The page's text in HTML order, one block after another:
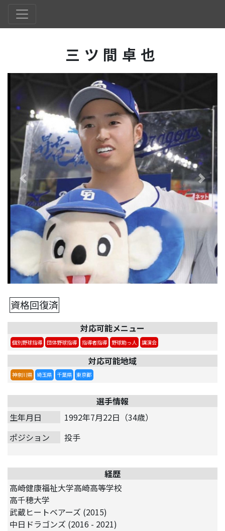
三ツ間卓也
Previous Next
資格回復済
対応可能メニュー
個別野球指導 団体野球指導 指導者指導 野球助っ人 講演会
対応可能地域
神奈川県 埼玉県 千葉県 東京都
選手情報
生年月日
1992年7月22日（34歳）
ポジション
投手
経歴
高崎健康福祉大学高崎高等学校
高千穂大学
武蔵ヒートベアーズ (2015)
中日ドラゴンズ (2016 - 2021)